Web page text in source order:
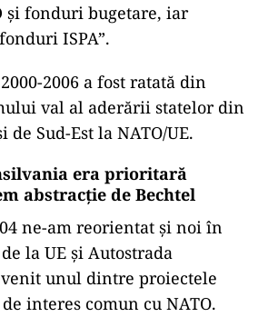
și fonduri bugetare, iar
ISPA”.
2006 a fost ratată din
val al aderării statelor din
de Sud-Est la NATO/UE.
era prioritară
abstracție de Bechtel
ne-am reorientat și noi în
la UE și Autostrada
unul dintre proiectele
interes comun cu NATO.